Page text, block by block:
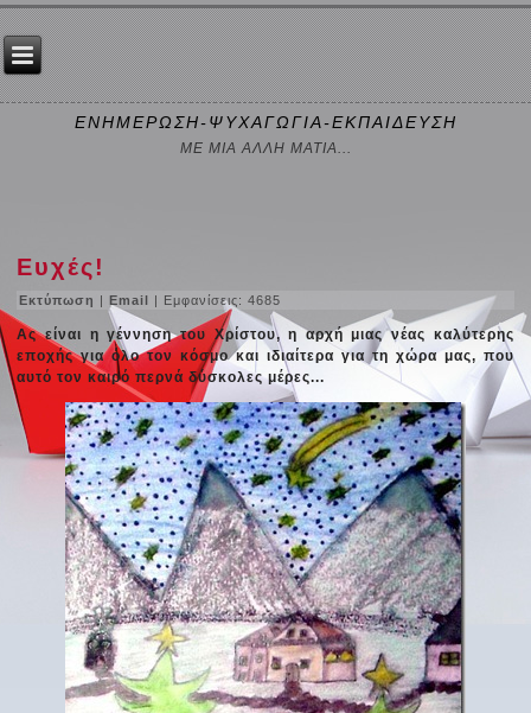
ΕΝΗΜΕΡΩΣΗ-ΨΥΧΑΓΩΓΙΑ-ΕΚΠΑΙΔΕΥΣΗ
ΜΕ ΜΙΑ ΑΛΛΗ ΜΑΤΙΑ...
Ευχές!
Εκτύπωση |Email | Εμφανίσεις: 4685
Ας είναι η γέννηση του Χρίστου, η αρχή μιας νέας καλύτερης
εποχής για όλο τον κόσμο και ιδιαίτερα για τη χώρα μας, που
αυτό τον καιρό περνά δύσκολες μέρες...